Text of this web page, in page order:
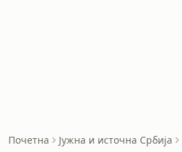
Почетна Јужна и источна Србија